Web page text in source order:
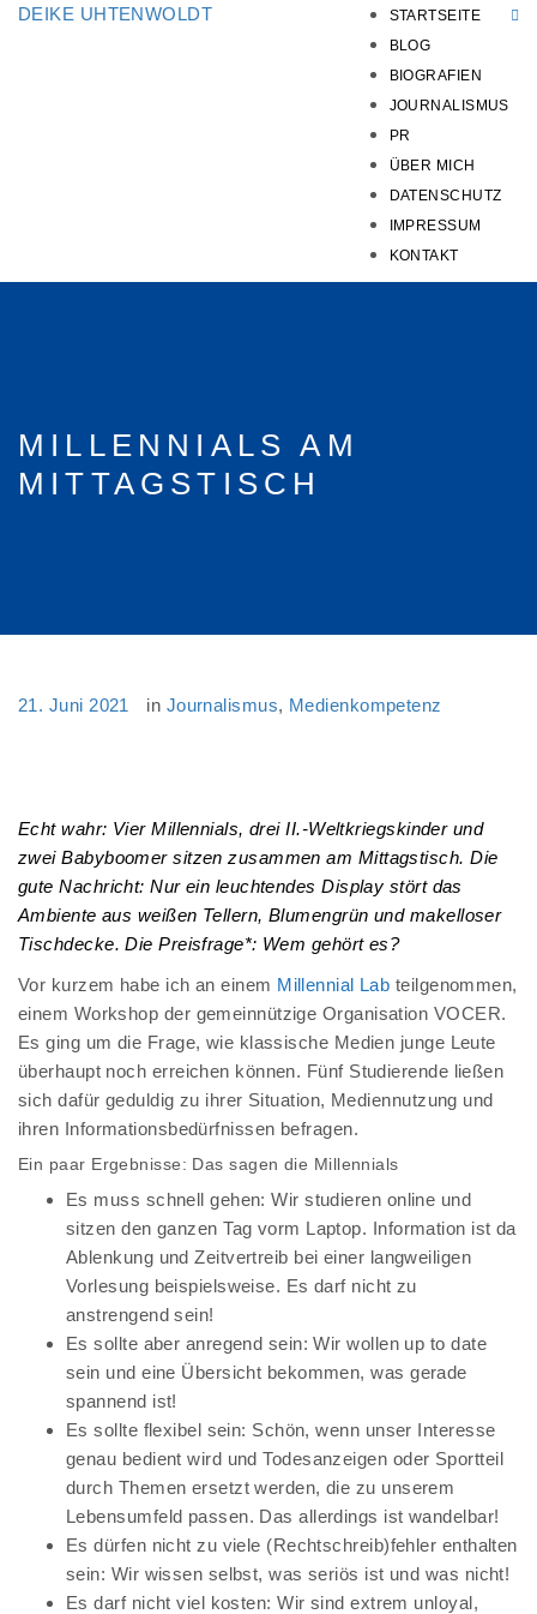
DEIKE UHTENWOLDT
STARTSEITE
BLOG
BIOGRAFIEN
JOURNALISMUS
PR
ÜBER MICH
DATENSCHUTZ
IMPRESSUM
KONTAKT
MILLENNIALS AM
MITTAGSTISCH
21. Juni 2021 in Journalismus, Medienkompetenz
Echt wahr: Vier Millennials, drei II.-Weltkriegskinder und
zwei Babyboomer sitzen zusammen am Mittagstisch. Die
gute Nachricht: Nur ein leuchtendes Display stört das
Ambiente aus weißen Tellern, Blumengrün und makelloser
Tischdecke. Die Preisfrage*: Wem gehört es?
Vor kurzem habe ich an einem Millennial Lab teilgenommen,
einem Workshop der gemeinnützige Organisation VOCER.
Es ging um die Frage, wie klassische Medien junge Leute
überhaupt noch erreichen können. Fünf Studierende ließen
sich dafür geduldig zu ihrer Situation, Mediennutzung und
ihren Informationsbedürfnissen befragen.
Ein paar Ergebnisse: Das sagen die Millennials
Es muss schnell gehen: Wir studieren online und
sitzen den ganzen Tag vorm Laptop. Information ist da
Ablenkung und Zeitvertreib bei einer langweiligen
Vorlesung beispielsweise. Es darf nicht zu
anstrengend sein!
Es sollte aber anregend sein: Wir wollen up to date
sein und eine Übersicht bekommen, was gerade
spannend ist!
Es sollte flexibel sein: Schön, wenn unser Interesse
genau bedient wird und Todesanzeigen oder Sportteil
durch Themen ersetzt werden, die zu unserem
Lebensumfeld passen. Das allerdings ist wandelbar!
Es dürfen nicht zu viele (Rechtschreib)fehler enthalten
sein: Wir wissen selbst, was seriös ist und was nicht!
Es darf nicht viel kosten: Wir sind extrem unloyal,